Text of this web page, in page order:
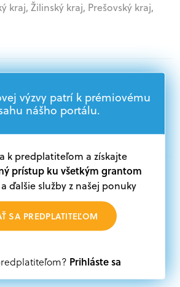
kraj, Žilinský kraj, Prešovský kraj,
sektor, Mimovládne
Štátna správa
a dotácií na portáli Grantexpert.sk
z eurofondov, plánu obnovy a
osoba, t. j. verejný alebo súkromný
výzvy patrí k prémiovému
nášho portálu.
k predplatiteľom a získajte
prístup ku všetkým grantom
ďalšie služby z našej ponuky
SA PREDPLATITEĽOM
Prihláste sa